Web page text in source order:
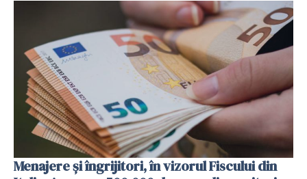
Menajere și îngrijitori, în vizorul Fiscului din